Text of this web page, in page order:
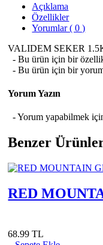
Açıklama
Özellikler
Yorumlar ( 0 )
VALIDEM SEKER
- Bu ürün için bir
- Bu ürün için bir yorum
Yorum Yazın
- Yorum yapabilmek
Benzer
RED
68.99 TL